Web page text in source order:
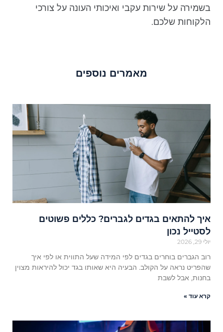
בשמירה על שירות עקבי ואיכותי העונה על צורכי
הלקוחות שלכם.
מאמרים נוספים
איך להתאים בגדים לגברים? כללים פשוטים
לסטייל נכון
יולי 29, 2026
רוב הגברים בוחרים בגדים לפי המידה שעל התווית או לפי איך
שהפריט נראה על הקולב. הבעיה היא שאותו בגד יכול להיראות מצוין
בחנות, אבל לשבת
קרא עוד »